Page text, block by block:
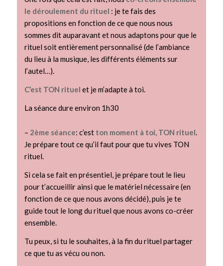
le déroulement du rituel : je te fais des
propositions en fonction de ce que nous nous
sommes dit auparavant et nous adaptons pour que le
rituel soit entièrement personnalisé (de l’ambiance
du lieu à la musique, les différents éléments sur
l’autel…).
C’est TON rituel et je m’adapte à toi.
La séance dure environ 1h30
– 2ème séance: c’est ton moment à toi, TON rituel.
Je prépare tout ce qu’il faut pour que tu vives TON
rituel.
Si cela se fait en présentiel, je prépare tout le lieu
pour t’accueillir ainsi que le matériel nécessaire (en
fonction de ce que nous avons décidé), puis je te
guide tout le long du rituel que nous avons co-créer
ensemble.
Tu peux, si tu le souhaites, à la fin du rituel partager
ce que tu as vécu ou non.